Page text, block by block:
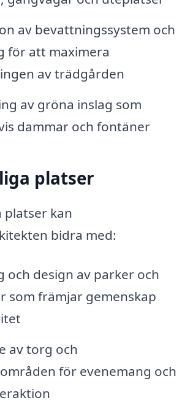
av bevattningssystem och
för att maximera
av trädgården
av gröna inslag som
dammar och fontäner
platser
platser kan
bidra med:
och design av parker och
som främjar gemenskap
av torg och
för evenemang och